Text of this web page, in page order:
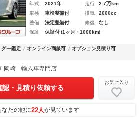
年式 2021年 走行
2.7万km
車検
車検整備付 排気
2000cc
整備
法定整備付 修復
なし
保証
保証付 (1ヶ月・1000km)
グー鑑定 オンライン商談可
オプション見積り可
岡崎 輸入車専門店
認・見積り依頼する
お気に入り
なたの他に22人が見ています